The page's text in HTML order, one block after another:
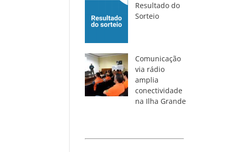
Resultado do
Sorteio
Comunicação
via rádio
amplia
conectividade
na Ilha Grande